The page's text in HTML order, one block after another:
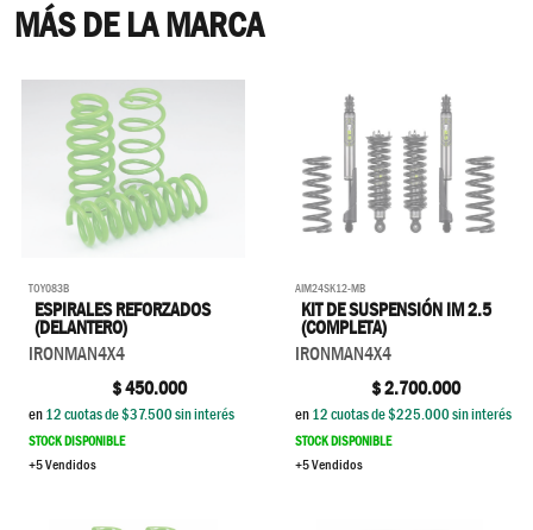
MÁS DE LA MARCA
TOY083B
ESPIRALES REFORZADOS
(DELANTERO)
IRONMAN4X4
$450.000
en12cuotas de $37.500sin interés
STOCK DISPONIBLE
+5 Vendidos
AIM24SK12-MB
KIT DE SUSPENSIÓN IM 2.5
(COMPLETA)
IRONMAN4X4
$2.700.000
en12cuotas de $225.000sin interés
STOCK DISPONIBLE
+5 Vendidos